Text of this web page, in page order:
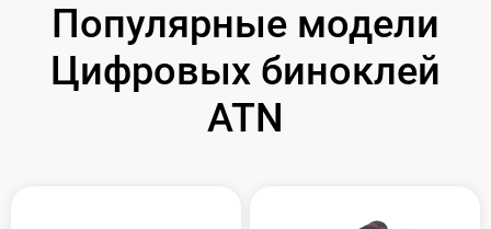
Популярные модели
Цифровых биноклей
ATN